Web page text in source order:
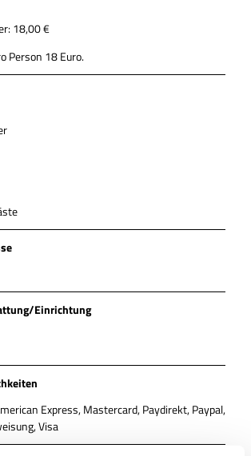
18,00 €
Person 18 Euro.
Einrichtung
Express, Mastercard, Paydirekt, Paypal,
Visa